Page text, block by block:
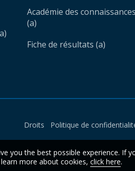
Académie des connaissances
(a)
Fiche de résultats (a)
Droits Politique de
you the best possible experience. If
more about cookies, click here.